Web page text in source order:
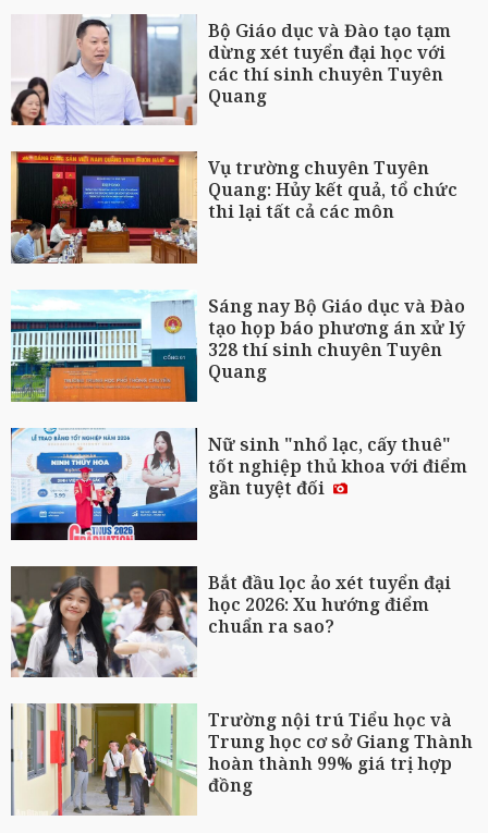
Bộ Giáo dục và Đào tạo tạm
dừng xét tuyển đại học với
các thí sinh chuyên Tuyên
Quang
Vụ trường chuyên Tuyên
Quang: Hủy kết quả, tổ chức
thi lại tất cả các môn
Sáng nay Bộ Giáo dục và Đào
tạo họp báo phương án xử lý
328 thí sinh chuyên Tuyên
Quang
Nữ sinh "nhổ lạc, cấy thuê"
tốt nghiệp thủ khoa với điểm
gần tuyệt đối
Bắt đầu lọc ảo xét tuyển đại
học 2026: Xu hướng điểm
chuẩn ra sao?
Trường nội trú Tiểu học và
Trung học cơ sở Giang Thành
hoàn thành 99% giá trị hợp
đồng